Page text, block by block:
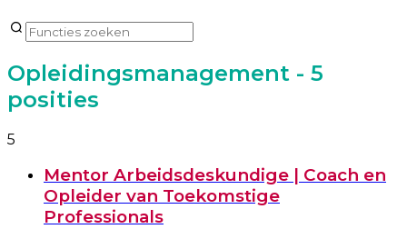
Opleidingsmanagement - 5
posities
5
Mentor Arbeidsdeskundige | Coach en
Opleider van Toekomstige
Professionals